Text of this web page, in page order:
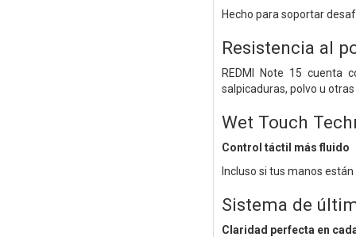
Hecho para soportar
Resistencia al
REDMI Note 15 cuenta
salpicaduras, polvo u
Wet Touch
Control táctil más fluido
Incluso si tus manos
Sistema de
Claridad perfecta en